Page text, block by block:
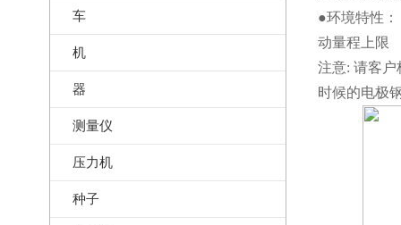
车
机
器
测量仪
压力机
种子
●环境特性
动量程上限
注意: 请客
时候的电极